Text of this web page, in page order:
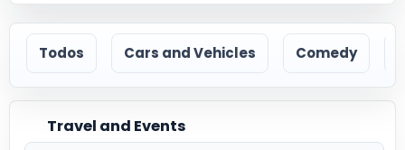
Todos Cars and Vehicles Comedy
Travel and Events